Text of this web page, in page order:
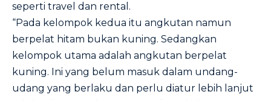
seperti travel dan rental.
“Pada kelompok kedua itu angkutan namun
berpelat hitam bukan kuning. Sedangkan
kelompok utama adalah angkutan berpelat
kuning. Ini yang belum masuk dalam undang-
udang yang berlaku dan perlu diatur lebih lanjut